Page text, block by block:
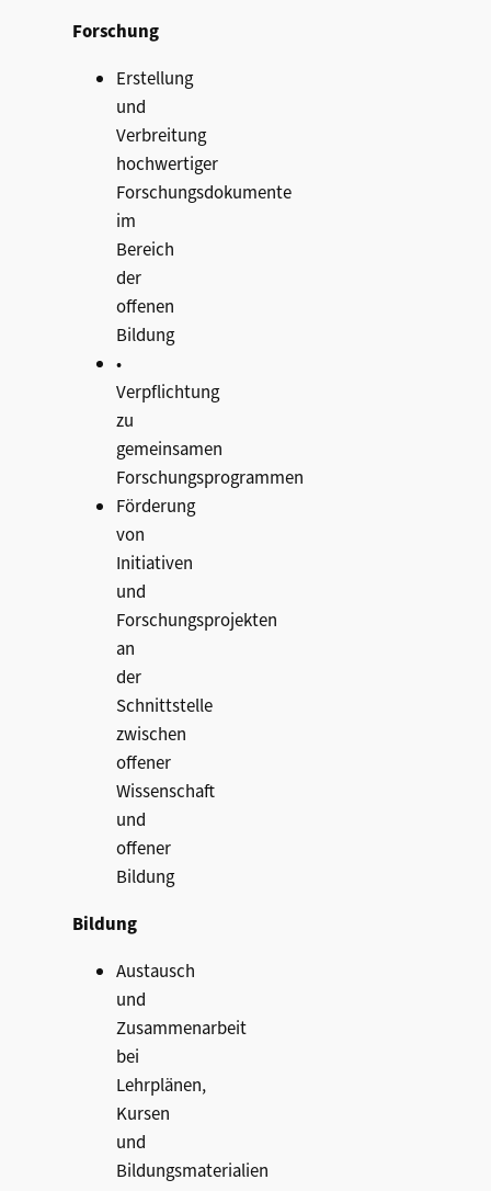
Forschung
Erstellung
und
Verbreitung
hochwertiger
Forschungsdokumente
im
Bereich
der
offenen
Bildung
•
Verpflichtung
zu
gemeinsamen
Forschungsprogrammen
Förderung
von
Initiativen
und
Forschungsprojekten
an
der
Schnittstelle
zwischen
offener
Wissenschaft
und
offener
Bildung
Bildung
Austausch
und
Zusammenarbeit
bei
Lehrplänen,
Kursen
und
Bildungsmaterialien